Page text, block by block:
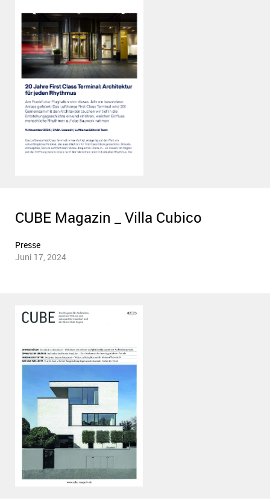
CUBE Magazin _ Villa Cubico
Presse
Juni 17, 2024